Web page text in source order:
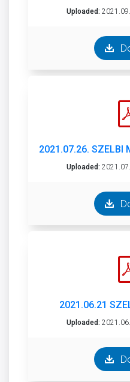
Uploaded:
2021.07.26. SZELBI
Uploaded:
2021.06.21
Uploaded: